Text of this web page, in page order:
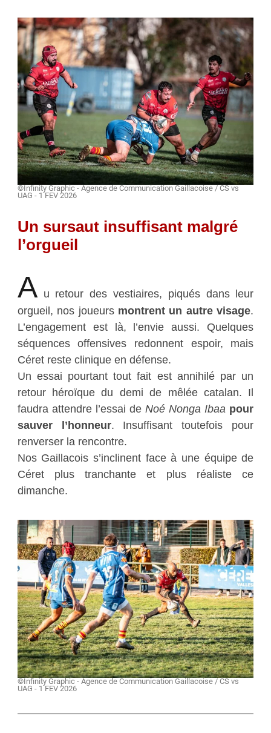
©Infinity Graphic - Agence de Communication Gaillacoise / CS vs
UAG - 1 FEV 2026
Un sursaut insuffisant malgré
l’orgueil
A u retour des vestiaires, piqués dans leur
orgueil, nos joueurs montrent un autre visage.
L’engagement est là, l’envie aussi. Quelques
séquences offensives redonnent espoir, mais
Céret reste clinique en défense.
Un essai pourtant tout fait est annihilé par un
retour héroïque du demi de mêlée catalan. Il
faudra attendre l’essai deNoé Nonga Ibaa pour
sauver l’honneur. Insuffisant toutefois pour
renverser la rencontre.
Nos Gaillacois s’inclinent face à une équipe de
Céret plus tranchante et plus réaliste ce
dimanche.
©Infinity Graphic - Agence de Communication Gaillacoise / CS vs
UAG - 1 FEV 2026